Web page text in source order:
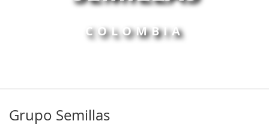
COLOMBIA
Grupo Semillas